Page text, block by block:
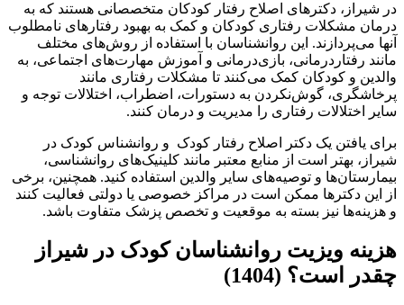
در شیراز، دکترهای اصلاح رفتار کودکان متخصصانی هستند که به
درمان مشکلات رفتاری کودکان و کمک به بهبود رفتارهای نامطلوب
آنها می‌پردازند. این روانشناسان با استفاده از روش‌های مختلف
مانند رفتاردرمانی، بازی‌درمانی و آموزش مهارت‌های اجتماعی، به
والدین و کودکان کمک می‌کنند تا مشکلات رفتاری مانند
پرخاشگری، گوش‌نکردن به دستورات، اضطراب، اختلالات توجه و
سایر اختلالات رفتاری را مدیریت و درمان کنند.
برای یافتن یک دکتر اصلاح رفتار کودک و روانشناس کودک در
شیراز، بهتر است از منابع معتبر مانند کلینیک‌های روانشناسی،
بیمارستان‌ها و توصیه‌های سایر والدین استفاده کنید. همچنین، برخی
از این دکترها ممکن است در مراکز خصوصی یا دولتی فعالیت کنند
و هزینه‌ها نیز بسته به موقعیت و تخصص پزشک متفاوت باشد.
هزینه ویزیت روانشناسان کودک در شیراز
چقدر است؟ (1404)